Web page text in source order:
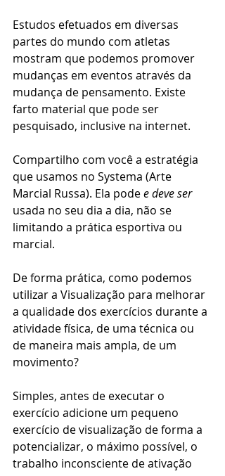
Estudos efetuados em diversas
partes do mundo com atletas
mostram que podemos promover
mudanças em eventos através da
mudança de pensamento. Existe
farto material que pode ser
pesquisado, inclusive na internet.
Compartilho com você a estratégia
que usamos no Systema (Arte
Marcial Russa). Ela pode e deve ser
usada no seu dia a dia, não se
limitando a prática esportiva ou
marcial.
De forma prática, como podemos
utilizar a Visualização para melhorar
a qualidade dos exercícios durante a
atividade física, de uma técnica ou
de maneira mais ampla, de um
movimento?
Simples, antes de executar o
exercício adicione um pequeno
exercício de visualização de forma a
potencializar, o máximo possível, o
trabalho inconsciente de ativação